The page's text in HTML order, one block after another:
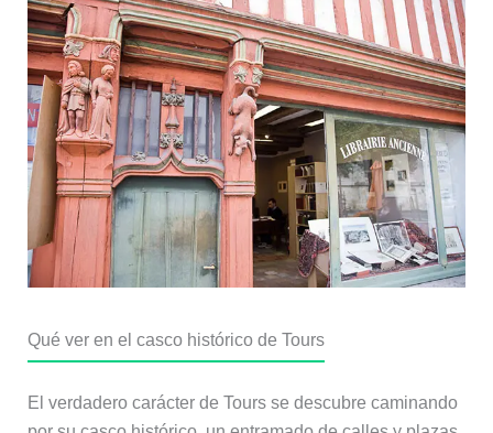
Qué ver en el casco histórico de Tours
El verdadero carácter de Tours se descubre caminando